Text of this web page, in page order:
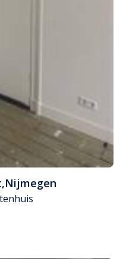
,Nijmegen